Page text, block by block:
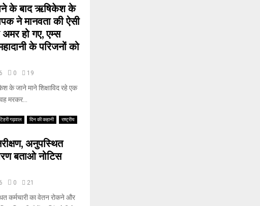
के बाद ऋषिकेश के
ने मानवता की ऐसी
हो गए, एम्स
के परिजनों को
0 19
के जाने माने शिक्षाविद रहे एक
मरकर...
गढ़वाल दिन की कहानी
राष्ट्रीय
अनुपस्थित
बताओ नोटिस
0 21
कर्मचारी का वेतन रोकने और